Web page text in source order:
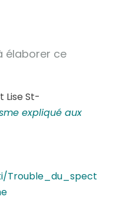
élaborer ce
Lise St-
expliqué aux
Trouble_du_spect